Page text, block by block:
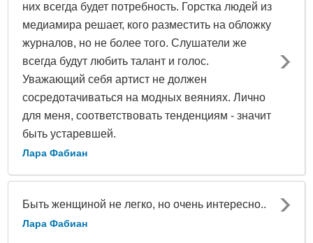
них всегда будет потребность. Горстка людей из
медиамира решает, кого разместить на обложку
журналов, но не более того. Слушатели же
всегда будут любить талант и голос.
Уважающий себя артист не должен
сосредотачиваться на модных веяниях. Лично
для меня, соответствовать тенденциям - значит
быть устаревшей.
Лара Фабиан
Быть женщиной не легко, но очень интересно..
Лара Фабиан